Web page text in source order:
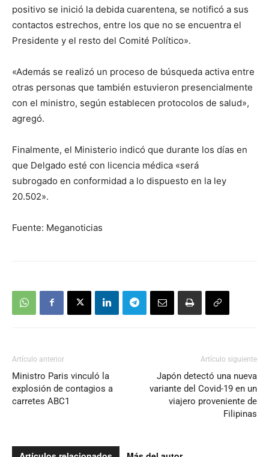
positivo se inició la debida cuarentena, se notificó a sus
contactos estrechos, entre los que no se encuentra el
Presidente y el resto del Comité Político».
«Además se realizó un proceso de búsqueda activa entre
otras personas que también estuvieron presencialmente
con el ministro, según establecen protocolos de salud»,
agregó.
Finalmente, el Ministerio indicó que durante los días en
que Delgado esté con licencia médica «será
subrogado en conformidad a lo dispuesto en la ley
20.502».
Fuente: Meganoticias
Artículo anterior
Ministro Paris vinculó la
explosión de contagios a
carretes ABC1
Artículo siguiente
Japón detectó una nueva
variante del Covid-19 en un
viajero proveniente de
Filipinas